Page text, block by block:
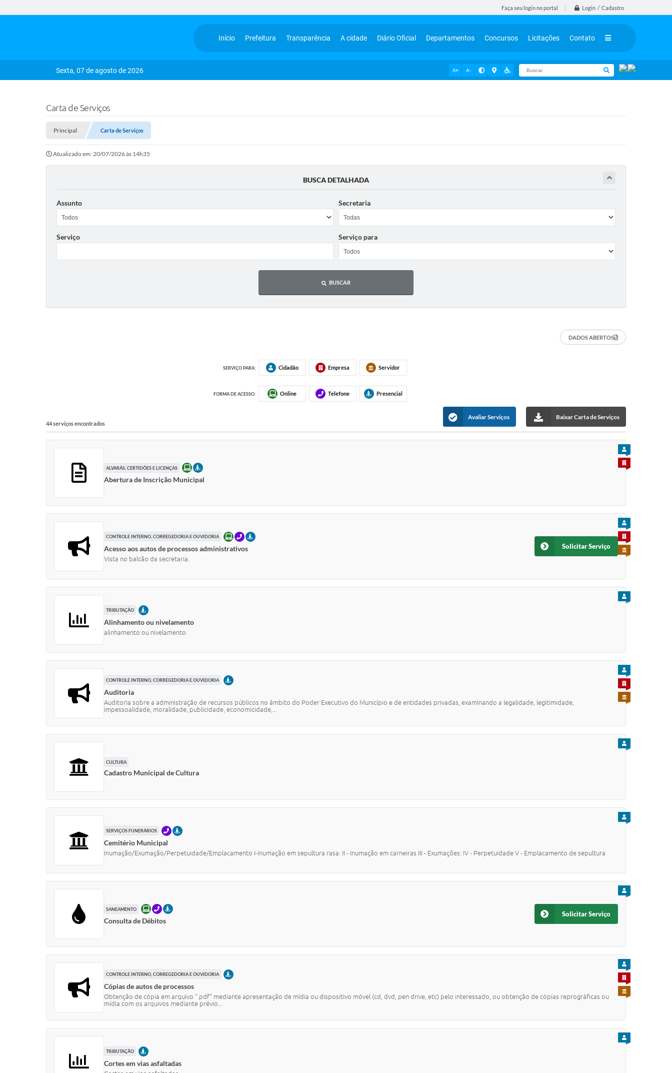
Faça seu login no portal Login / Cadastro
Início Prefeitura Transparência A cidade Diário Oficial Departamentos Concursos Licitações Contato
A+ A-
Sexta, 07 de agosto de 2026
Carta de Serviços
Principal Carta de Serviços
Atualizado em: 20/07/2026 às 14h35
BUSCA DETALHADA
Assunto Secretaria
Serviço Serviço para
BUSCAR
DADOS ABERTOS
SERVIÇO PARA: Cidadão Empresa Servidor
FORMA DE ACESSO: Online Telefone Presencial
44 serviços encontrados
Avaliar Serviços Baixar Carta de Serviços
ALVARÁS, CERTIDÕES E LICENÇAS ONLINEPRESENCIAL
Abertura de Inscrição Municipal
PARA CIDADÃO
PARA EMPRESA
CONTROLE INTERNO, CORREGEDORIA E OUVIDORIA ONLINETELEFONEPRESENCIAL
Acesso aos autos de processos administrativos
Vista no balcão da secretaria.
PARA CIDADÃO
PARA EMPRESA
PARA SERVIDOR
Solicitar Serviço
TRIBUTAÇÃO PRESENCIAL
Alinhamento ou nivelamento
alinhamento ou nivelamento
PARA CIDADÃO
CONTROLE INTERNO, CORREGEDORIA E OUVIDORIA PRESENCIAL
Auditoria
Auditoria sobre a administração de recursos públicos no âmbito do Poder Executivo do Município e de entidades privadas, examinando a legalidade, legitimidade,
impessoalidade, moralidade, publicidade, economicidade,...
PARA CIDADÃO
PARA EMPRESA
PARA SERVIDOR
CULTURA
Cadastro Municipal de Cultura
PARA CIDADÃO
SERVIÇOS FUNERÁRIOS TELEFONEPRESENCIAL
Cemitério Municipal
Inumação/Exumação/Perpetuidade/Emplacamento I-Inumação em sepultura rasa: II - Inumação em carneiras III - Exumações: IV - Perpetuidade V - Emplacamento de sepultura
PARA CIDADÃO
SANEAMENTO ONLINETELEFONEPRESENCIAL
Consulta de Débitos
PARA CIDADÃO
Solicitar Serviço
CONTROLE INTERNO, CORREGEDORIA E OUVIDORIA PRESENCIAL
Cópias de autos de processos
Obtenção de cópia em arquivo “.pdf” mediante apresentação de mídia ou dispositivo móvel (cd, dvd, pen drive, etc) pelo interessado, ou obtenção de cópias reprográficas ou
mídia com os arquivos mediante prévio...
PARA CIDADÃO
PARA EMPRESA
PARA SERVIDOR
TRIBUTAÇÃO PRESENCIAL
Cortes em vias asfaltadas
PARA CIDADÃO